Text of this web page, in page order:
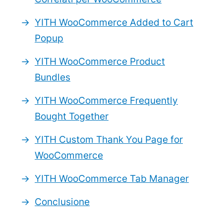
YITH WooCommerce Added to Cart
Popup
YITH WooCommerce Product
Bundles
YITH WooCommerce Frequently
Bought Together
YITH Custom Thank You Page for
WooCommerce
YITH WooCommerce Tab Manager
Conclusione